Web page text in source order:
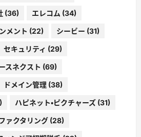
(36) エレコム (34)
メント (22) シービー (31)
セキュリティ (29)
スネクスト (69)
ドメイン管理 (38)
ハピネット・ピクチャーズ (31)
ァクタリング (28)